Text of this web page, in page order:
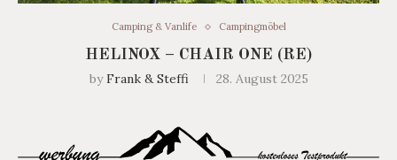
Camping & Vanlife Campingmöbel
HELINOX – CHAIR ONE (RE)
byFrank & Steffi 28. August 2025